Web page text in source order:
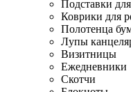
Подставки
Коврики для
Полотенца
Лупы
Визитницы
Ежедневники
Скотчи